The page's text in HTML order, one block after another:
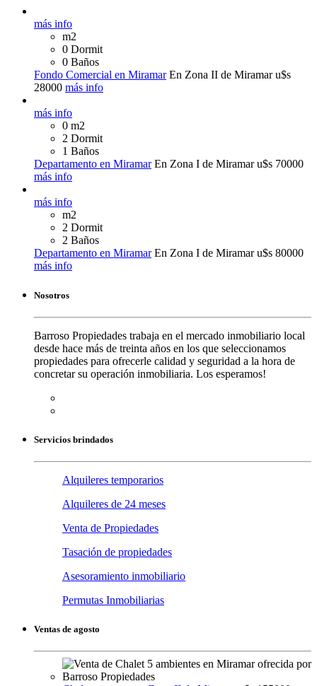
más info
m2
0 Dormit
0 Baños
Fondo Comercial en Miramar En Zona II de Miramar u$s
28000 más info
más info
0 m2
2 Dormit
1 Baños
Departamento en Miramar En Zona I de Miramar u$s 70000
más info
más info
m2
2 Dormit
2 Baños
Departamento en Miramar En Zona I de Miramar u$s 80000
más info
Nosotros
Barroso Propiedades trabaja en el mercado inmobiliario local
desde hace más de treinta años en los que seleccionamos
propiedades para ofrecerle calidad y seguridad a la hora de
concretar su operación inmobiliaria. Los esperamos!
Servicios brindados
Alquileres temporarios
Alquileres de 24 meses
Venta de Propiedades
Tasación de propiedades
Asesoramiento inmobiliario
Permutas Inmobiliarias
Ventas de agosto